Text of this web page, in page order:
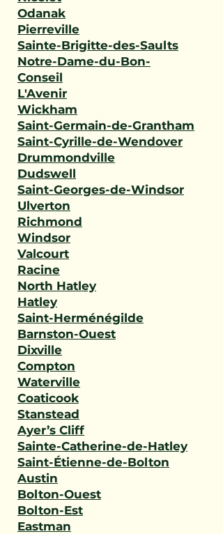
Odanak
Pierreville
Sainte-Brigitte-des-Saults
Notre-Dame-du-Bon-
Conseil
L'Avenir
Wickham
Saint-Germain-de-Grantham
Saint-Cyrille-de-Wendover
Drummondville
Dudswell
Saint-Georges-de-Windsor
Ulverton
Richmond
Windsor
Valcourt
Racine
North Hatley
Hatley
Saint-Herménégilde
Barnston-Ouest
Dixville
Compton
Waterville
Coaticook
Stanstead
Ayer’s Cliff
Sainte-Catherine-de-Hatley
Saint-Étienne-de-Bolton
Austin
Bolton-Ouest
Bolton-Est
Eastman